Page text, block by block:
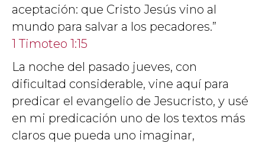
aceptación: que Cristo Jesús vino al
mundo para salvar a los pecadores.”
1 Timoteo 1:15
La noche del pasado jueves, con
dificultad considerable, vine aquí para
predicar el evangelio de Jesucristo, y usé
en mi predicación uno de los textos más
claros que pueda uno imaginar,